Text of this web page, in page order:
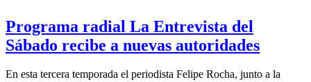
Programa radial La Entrevista del
Sábado recibe a nuevas autoridades
En esta tercera temporada el periodista Felipe Rocha, junto a la